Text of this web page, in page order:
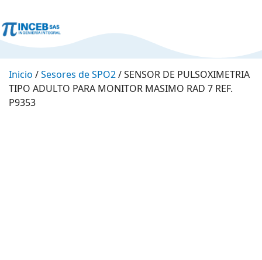
Inicio /Sesores de SPO2/ SENSOR DE PULSOXIMETRIA
TIPO ADULTO PARA MONITOR MASIMO RAD 7 REF.
P9353